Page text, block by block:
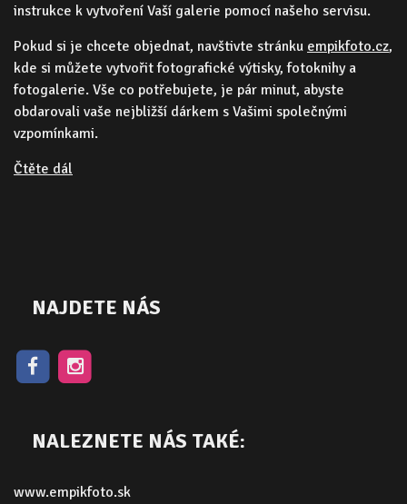
instrukce k vytvoření Vaší galerie pomocí našeho servisu.
Pokud si je chcete objednat, navštivte stránku empikfoto.cz,
kde si můžete vytvořit fotografické výtisky, fotoknihy a
fotogalerie. Vše co potřebujete, je pár minut, abyste
obdarovali vaše nejbližší dárkem s Vašimi společnými
vzpomínkami.
Čtěte dál
NAJDETE NÁS
NALEZNETE NÁS TAKÉ:
www.empikfoto.sk